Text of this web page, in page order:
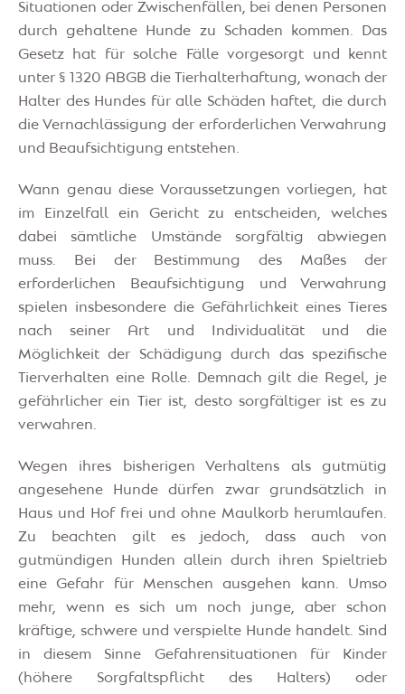
Situationen oder Zwischenfällen, bei denen Personen
durch gehaltene Hunde zu Schaden kommen. Das
Gesetz hat für solche Fälle vorgesorgt und kennt
unter § 1320 ABGB die Tierhalterhaftung, wonach der
Halter des Hundes für alle Schäden haftet, die durch
die Vernachlässigung der erforderlichen Verwahrung
und Beaufsichtigung entstehen.
Wann genau diese Voraussetzungen vorliegen, hat
im Einzelfall ein Gericht zu entscheiden, welches
dabei sämtliche Umstände sorgfältig abwiegen
muss. Bei der Bestimmung des Maßes der
erforderlichen Beaufsichtigung und Verwahrung
spielen insbesondere die Gefährlichkeit eines Tieres
nach seiner Art und Individualität und die
Möglichkeit der Schädigung durch das spezifische
Tierverhalten eine Rolle. Demnach gilt die Regel, je
gefährlicher ein Tier ist, desto sorgfältiger ist es zu
verwahren.
Wegen ihres bisherigen Verhaltens als gutmütig
angesehene Hunde dürfen zwar grundsätzlich in
Haus und Hof frei und ohne Maulkorb herumlaufen.
Zu beachten gilt es jedoch, dass auch von
gutmündigen Hunden allein durch ihren Spieltrieb
eine Gefahr für Menschen ausgehen kann. Umso
mehr, wenn es sich um noch junge, aber schon
kräftige, schwere und verspielte Hunde handelt. Sind
in diesem Sinne Gefahrensituationen für Kinder
(höhere Sorgfaltspflicht des Halters) oder